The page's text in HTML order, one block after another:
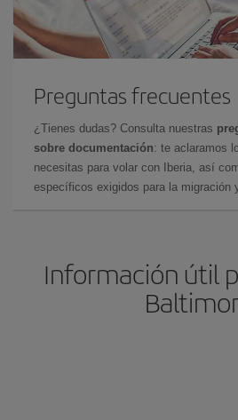
Preguntas frecuentes
¿Tienes dudas? Consulta nuestras
sobre documentación: te aclaramos
necesitas para volar con Iberia, así
específicos exigidos para la migración
Información útil